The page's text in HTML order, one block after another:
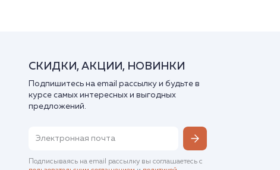
СКИДКИ, АКЦИИ, НОВИНКИ
Подпишитесь на email рассылку и будьте в
курсе самых интересных и выгодных
предложений.
Подписываясь на email рассылку вы соглашаетесь с